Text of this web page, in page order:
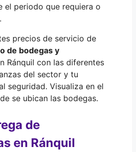
el periodo que requiera o
precios de servicio de
de bodegas y
Ránquil con las diferentes
del sector y tu
seguridad. Visualiza en el
se ubican las bodegas.
de
en Ránquil